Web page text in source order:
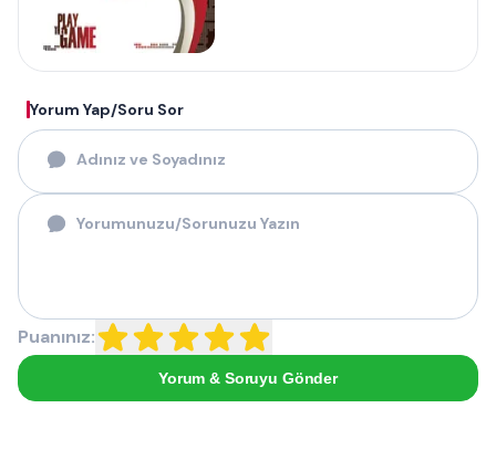
Yorum Yap/Soru Sor
Puanınız:
Yorum & Soruyu Gönder